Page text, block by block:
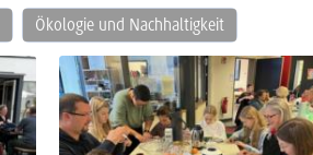
Ökologie und Nachhaltigkeit